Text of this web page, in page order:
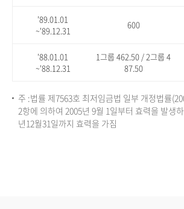
'89.01.01
~'89.12.31
600
'88.01.01
~'88.12.31
1그룹 462.50 / 2그룹 4
87.50
주 :법률 제7563호 최저임금법 일부 개정법률
2항에 의하여 2005년 9월 1일부터 효력을 발생
년12월31일까지 효력을 가짐